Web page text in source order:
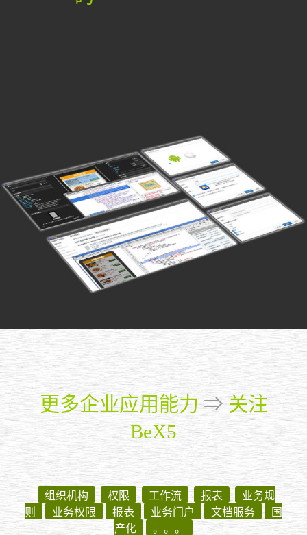
更多企业应用能力 ⇒ 关注
BeX5
组织机构 权限 工作流 报表
业务规
则
业务权限 报表 业务门户 文档服务
国
产化
。。。